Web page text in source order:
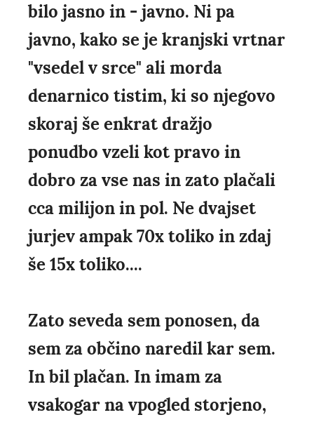
bilo jasno in - javno. Ni pa
javno, kako se je kranjski vrtnar
"vsedel v srce" ali morda
denarnico tistim, ki so njegovo
skoraj še enkrat dražjo
ponudbo vzeli kot pravo in
dobro za vse nas in zato plačali
cca milijon in pol. Ne dvajset
jurjev ampak 70x toliko in zdaj
še 15x toliko....
Zato seveda sem ponosen, da
sem za občino naredil kar sem.
In bil plačan. In imam za
vsakogar na vpogled storjeno,